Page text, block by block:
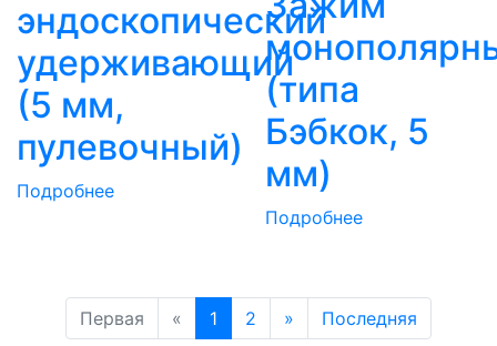
эндоскопический
удерживающий
(5 мм,
пулевочный)
Подробнее
(типа
Бэбкок, 5
мм)
Подробнее
Первая « 1 2 » Последняя